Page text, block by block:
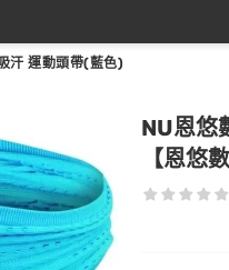
汗 運動頭帶(藍色)
NU恩悠
【恩悠